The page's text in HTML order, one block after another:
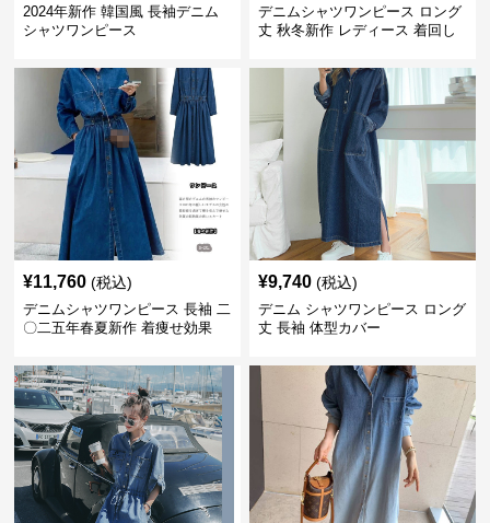
2024年新作 韓国風 長袖デニム
シャツワンピース
デニムシャツワンピース ロング
丈 秋冬新作 レディース 着回し
¥11,760 (税込)
デニムシャツワンピース 長袖 二
〇二五年春夏新作 着痩せ効果
¥9,740 (税込)
デニム シャツワンピース ロング
丈 長袖 体型カバー